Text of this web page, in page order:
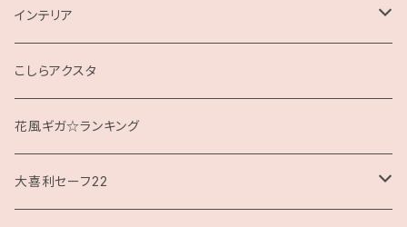
インテリア
クッション
こしらアクスタ
花風ギガ☆ランキング
大喜利セーフ22